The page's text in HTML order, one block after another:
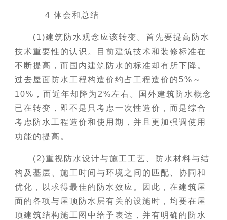
4 体会和总结
(1)建筑防水观念应该转变。首先要提高防水
技术重要性的认识。目前建筑技术和装修标准在
不断提高，而国内建筑防水的标准却有所下降。
过去屋面防水工程构造价约占工程造价的5%～
10%，而近年却降为2%左右。国外建筑防水概念
已在转变，即不是只考虑一次性造价，而是综合
考虑防水工程造价和使用期，并且更加强调使用
功能的提高。
(2)重视防水设计与施工工艺、防水材料与结
构及基层、施工时间与环境之间的匹配、协同和
优化，以求得最佳的防水效应。因此，在建筑屋
面的各项与屋顶防水层有关的设施时，均要在屋
顶建筑结构施工图中给予表达，并有明确的防水